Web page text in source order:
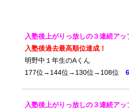
入塾後上がりっ放しの３連続アッ
入塾後過去最高順位達成！
明野中１年生のAくん
177位→144位→130位→108位
入塾後上がりっ放しの３連続アッ